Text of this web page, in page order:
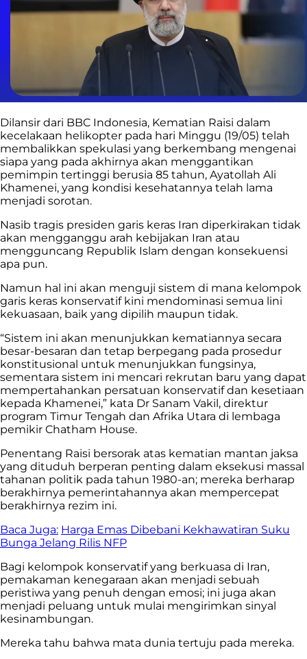
Dilansir dari BBC Indonesia, Kematian Raisi dalam
kecelakaan helikopter pada hari Minggu (19/05) telah
membalikkan spekulasi yang berkembang mengenai
siapa yang pada akhirnya akan menggantikan
pemimpin tertinggi berusia 85 tahun, Ayatollah Ali
Khamenei, yang kondisi kesehatannya telah lama
menjadi sorotan.
Nasib tragis presiden garis keras Iran diperkirakan tidak
akan mengganggu arah kebijakan Iran atau
mengguncang Republik Islam dengan konsekuensi
apa pun.
Namun hal ini akan menguji sistem di mana kelompok
garis keras konservatif kini mendominasi semua lini
kekuasaan, baik yang dipilih maupun tidak.
“Sistem ini akan menunjukkan kematiannya secara
besar-besaran dan tetap berpegang pada prosedur
konstitusional untuk menunjukkan fungsinya,
sementara sistem ini mencari rekrutan baru yang dapat
mempertahankan persatuan konservatif dan kesetiaan
kepada Khamenei,” kata Dr Sanam Vakil, direktur
program Timur Tengah dan Afrika Utara di lembaga
pemikir Chatham House.
Penentang Raisi bersorak atas kematian mantan jaksa
yang dituduh berperan penting dalam eksekusi massal
tahanan politik pada tahun 1980-an; mereka berharap
berakhirnya pemerintahannya akan mempercepat
berakhirnya rezim ini.
Baca Juga: Harga Emas Dibebani Kekhawatiran Suku
Bunga Jelang Rilis NFP
Bagi kelompok konservatif yang berkuasa di Iran,
pemakaman kenegaraan akan menjadi sebuah
peristiwa yang penuh dengan emosi; ini juga akan
menjadi peluang untuk mulai mengirimkan sinyal
kesinambungan.
Mereka tahu bahwa mata dunia tertuju pada mereka.